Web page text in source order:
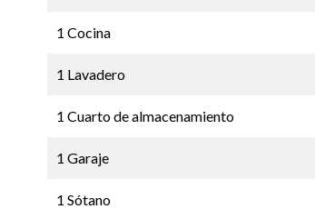
1 Cocina
1 Lavadero
1 Cuarto de almacenamiento
1 Garaje
1 Sótano